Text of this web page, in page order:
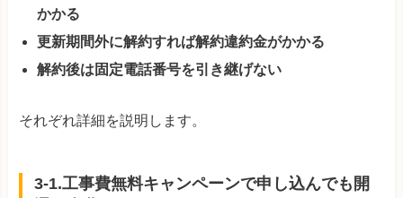
かかる
更新期間外に解約すれば解約違約金がかかる
解約後は固定電話番号を引き継げない
それぞれ詳細を説明します。
3-1.工事費無料キャンペーンで申し込んでも開